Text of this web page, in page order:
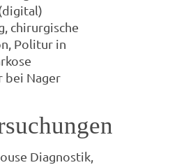
chirurgische
Politur in
bei Nager
Diagnostik,